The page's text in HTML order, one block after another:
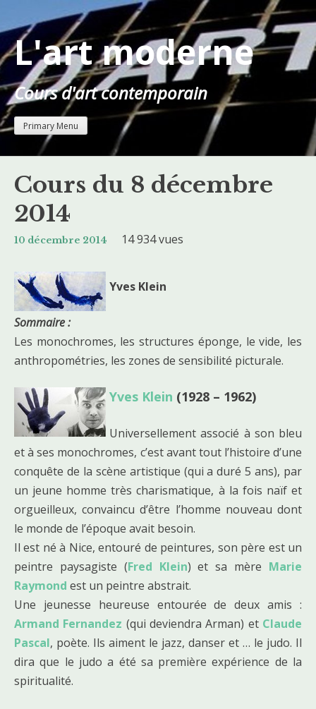
to
content
L'art moderne
Cours d'art contemporain
Primary Menu
Cours du 8 décembre
2014
10 décembre 2014 14 934 vues
Yves Klein
Sommaire :
Les monochromes, les structures éponge, le vide, les
anthropométries, les zones de sensibilité picturale.
Yves Klein (1928 – 1962)
Universellement associé à son bleu
et à ses monochromes, c’est avant tout l’histoire d’une
conquête de la scène artistique (qui a duré 5 ans), par
un jeune homme très charismatique, à la fois naïf et
orgueilleux, convaincu d’être l’homme nouveau dont
le monde de l’époque avait besoin.
Il est né à Nice, entouré de peintures, son père est un
peintre paysagiste (Fred Klein) et sa mère Marie
Raymond est un peintre abstrait.
Une jeunesse heureuse entourée de deux amis :
Armand Fernandez (qui deviendra Arman) et Claude
Pascal, poète. Ils aiment le jazz, danser et … le judo. Il
dira que le judo a été sa première expérience de la
spiritualité.